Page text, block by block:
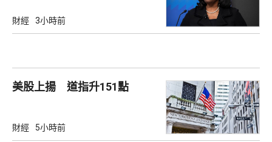
財經 3小時前
美股上揚 道指升151點
財經 5小時前